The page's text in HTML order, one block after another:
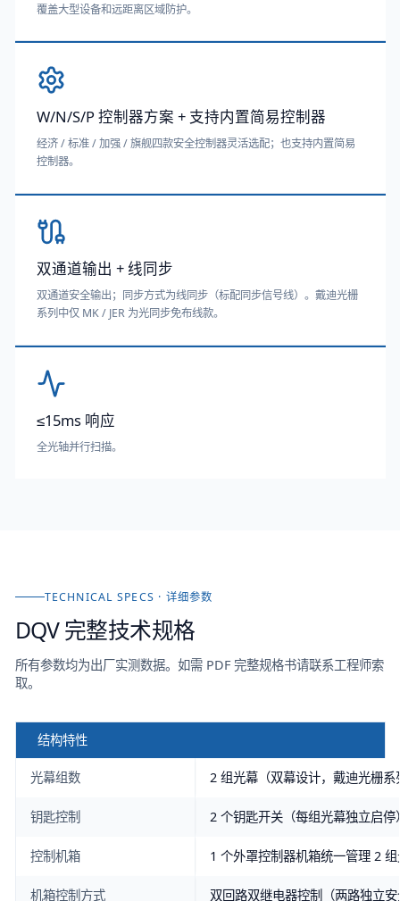
覆盖大型设备和远距离区域防护。
W/N/S/P 控制器方案 + 支持内置简易控制器
经济 / 标准 / 加强 / 旗舰四款安全控制器灵活选配；也支持内置简易
控制器。
双通道输出 + 线同步
双通道安全输出；同步方式为线同步（标配同步信号线）。戴迪光栅
系列中仅 MK / JER 为光同步免布线款。
≤15ms 响应
全光轴并行扫描。
TECHNICAL SPECS · 详细参数
DQV完整技术规格
所有参数均为出厂实测数据。如需 PDF 完整规格书请联系工程师索
取。
结构特性
光幕组数 2 组光幕（双幕设计，戴迪光栅系
钥匙控制 2 个钥匙开关（每组光幕独立启停
控制机箱 1 个外罩控制器机箱统一管理 2
机箱控制方式 双回路双继电器控制（两路独立